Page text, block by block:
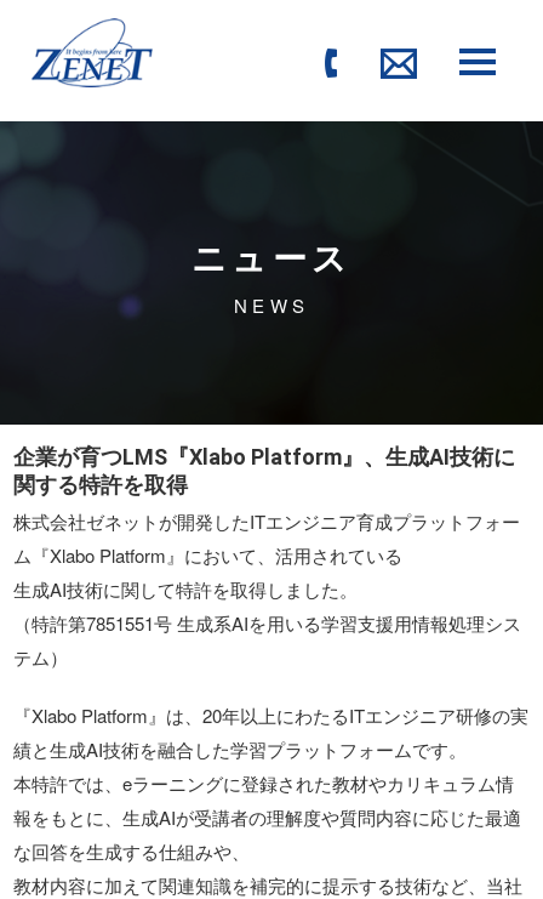
ニュース
NEWS
企業が育つLMS『Xlabo Platform』、生成AI技術に
関する特許を取得
株式会社ゼネットが開発したITエンジニア育成プラットフォー
ム『Xlabo Platform』において、活用されている
生成AI技術に関して特許を取得しました。
（特許第7851551号 生成系AIを用いる学習支援用情報処理シス
テム）
『Xlabo Platform』は、20年以上にわたるITエンジニア研修の実
績と生成AI技術を融合した学習プラットフォームです。
本特許では、eラーニングに登録された教材やカリキュラム情
報をもとに、生成AIが受講者の理解度や質問内容に応じた最適
な回答を生成する仕組みや、
教材内容に加えて関連知識を補完的に提示する技術など、当社